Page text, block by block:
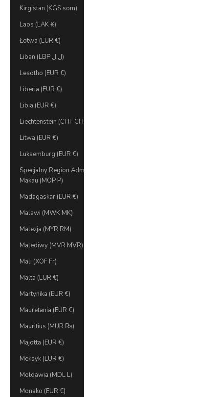
Kirgistan (KGS som)
Laos (LAK ₭)
Łotwa (EUR €)
Liban (LBP ل.ل)
Lesotho (EUR €)
Liberia (EUR €)
Libia (EUR €)
Liechtenstein (CHF CHF)
Litwa (EUR €)
Luksemburg (EUR €)
Specjalny Region Administracyjny
Makau (MOP P)
Madagaskar (EUR €)
Malawi (MWK MK)
Malezja (MYR RM)
Malediwy (MVR MVR)
Mali (XOF Fr)
Malta (EUR €)
Martynika (EUR €)
Mauretania (EUR €)
Mauritius (MUR ₨)
Majotta (EUR €)
Meksyk (EUR €)
Mołdawia (MDL L)
Monako (EUR €)